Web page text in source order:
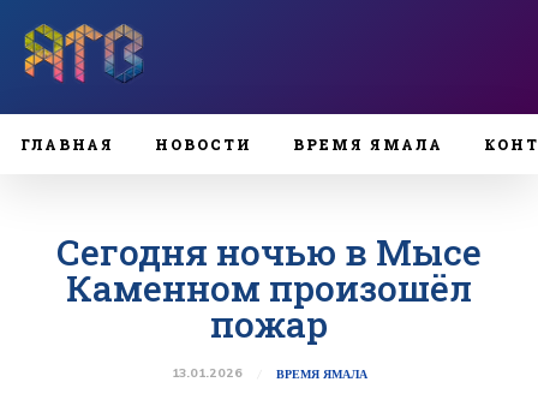
ГЛАВНАЯ НОВОСТИ ВРЕМЯ ЯМАЛА
Сегодня ночью в Мысе
Каменном произошёл
пожар
13.01.2026 ВРЕМЯ ЯМАЛА